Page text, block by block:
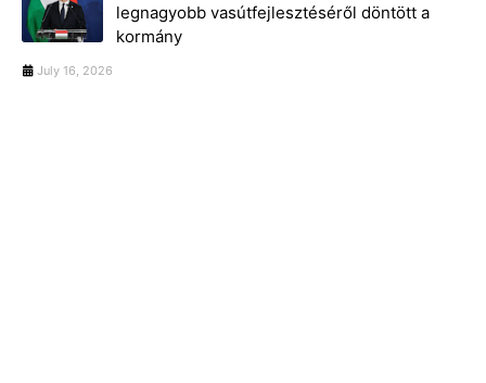
legnagyobb vasútfejlesztéséről döntött a
kormány
July 16, 2026